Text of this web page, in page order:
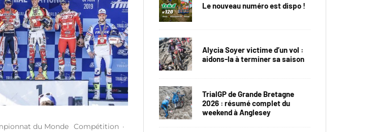
du Monde Compétition ·
Le nouveau numéro est dispo !
Alycia Soyer victime d’un vol :
aidons-la à terminer sa saison
TrialGP de Grande Bretagne
2026 : résumé complet du
weekend à Anglesey